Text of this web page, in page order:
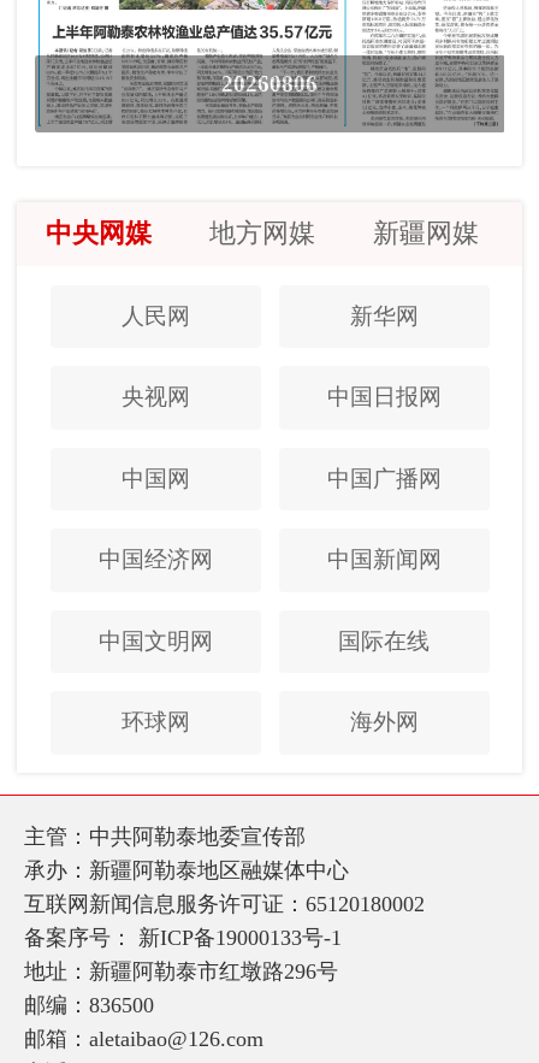
20260806
中央网媒 地方网媒 新疆网媒
人民网 新华网
央视网 中国日报网
中国网 中国广播网
中国经济网 中国新闻网
中国文明网 国际在线
环球网 海外网
主管：中共阿勒泰地委宣传部
承办：新疆阿勒泰地区融媒体中心
互联网新闻信息服务许可证：65120180002
备案序号： 新ICP备19000133号-1
地址：新疆阿勒泰市红墩路296号
邮编：836500
邮箱：aletaibao@126.com